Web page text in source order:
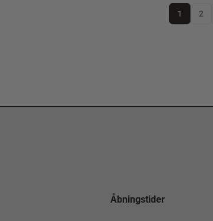
1 2
Åbningstider